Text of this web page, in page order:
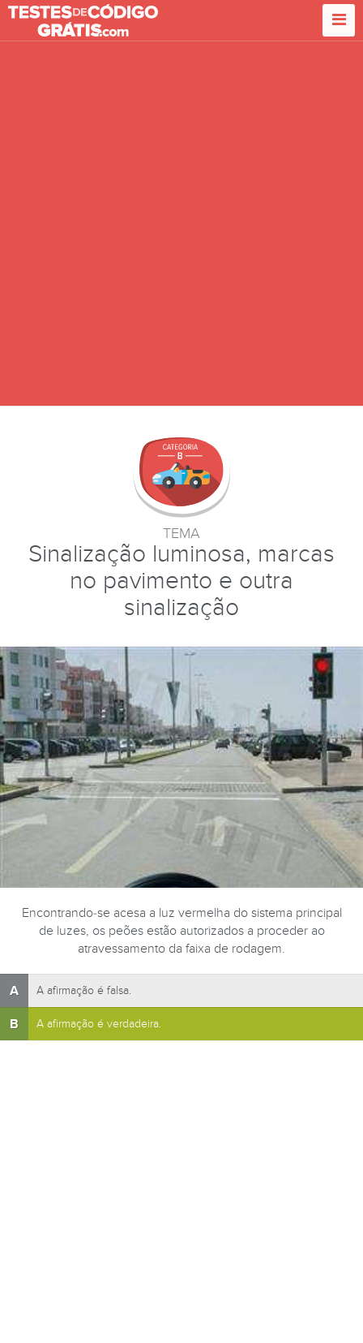
TEMA
Sinalização luminosa, marcas
no pavimento e outra
sinalização
Encontrando-se acesa a luz vermelha do sistema principal
de luzes, os peões estão autorizados a proceder ao
atravessamento da faixa de rodagem.
A A afirmação é falsa.
B A afirmação é verdadeira.